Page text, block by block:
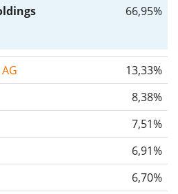
66,95%
13,33%
8,38%
7,51%
6,91%
6,70%